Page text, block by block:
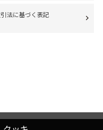
法に基づく表記